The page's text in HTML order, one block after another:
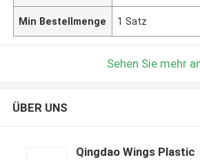
Min Bestellmenge 1 Satz
Sehen Sie mehr
ÜBER UNS
Qingdao Wings Plastic